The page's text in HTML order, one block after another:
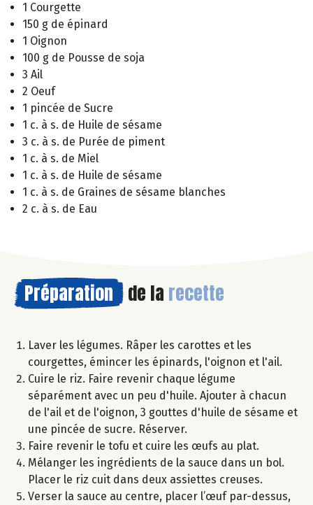
1 Courgette
150 g de épinard
1 Oignon
100 g de Pousse de soja
3 Ail
2 Oeuf
1 pincée de Sucre
1 c. à s. de Huile de sésame
3 c. à s. de Purée de piment
1 c. à s. de Miel
1 c. à s. de Huile de sésame
1 c. à s. de Graines de sésame blanches
2 c. à s. de Eau
Préparation de la recette
Laver les légumes. Râper les carottes et les
courgettes, émincer les épinards, l'oignon et l'ail.
Cuire le riz. Faire revenir chaque légume
séparément avec un peu d'huile. Ajouter à chacun
de l'ail et de l'oignon, 3 gouttes d'huile de sésame et
une pincée de sucre. Réserver.
Faire revenir le tofu et cuire les œufs au plat.
Mélanger les ingrédients de la sauce dans un bol.
Placer le riz cuit dans deux assiettes creuses.
Verser la sauce au centre, placer l’œuf par-dessus,